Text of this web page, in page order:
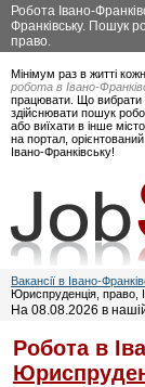
Робота Івано-
Франківську. Пошук
право.
Мінімум раз в житті
робота в Івано-
працювати. Що вибрати
здійснювати пошук
або виїхати в інше
на портал,
Івано-Франківську!
Вакансії в Івано-
Юриспруденція, право,
На 08.08.2026 в
Робота в